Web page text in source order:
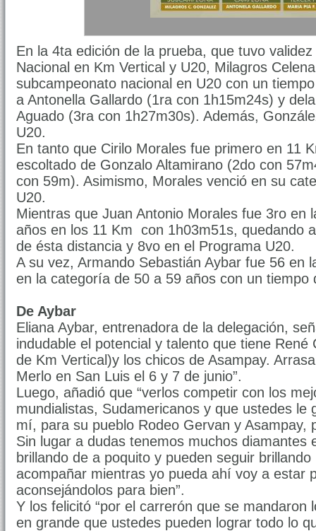
En la 4ta edición de la prueba, que tuvo
Nacional en Km Vertical y U20, Milagros
subcampeonato nacional en U20 con un
a Antonella Gallardo (1ra con 1h15m24s) y
Aguado (3ra con 1h27m30s). Además,
U20.
En tanto que Cirilo Morales fue primero en 11
escoltado de Gonzalo Altamirano (2do con
con 59m). Asimismo, Morales venció en su
U20.
Mientras que Juan Antonio Morales fue 3ro en
años en los 11 Km con 1h03m51s, quedando
de ésta distancia y 8vo en el Programa U20.
A su vez, Armando Sebastián Aybar fue 56 en
en la categoría de 50 a 59 años con un tiempo
De Aybar
Eliana Aybar, entrenadora de la delegación,
indudable el potencial y talento que tiene René
de Km Vertical)y los chicos de Asampay.
Merlo en San Luis el 6 y 7 de junio”.
Luego, añadió que “verlos competir con los
mundialistas, Sudamericanos y que ustedes le
mí, para su pueblo Rodeo Gervan y Asampay,
Sin lugar a dudas tenemos muchos diamantes
brillando de a poquito y pueden seguir
acompañar mientras yo pueda ahí voy a estar
aconsejándolos para bien”.
Y los felicitó “por el carrerón que se mandaron
en grande que ustedes pueden lograr todo lo